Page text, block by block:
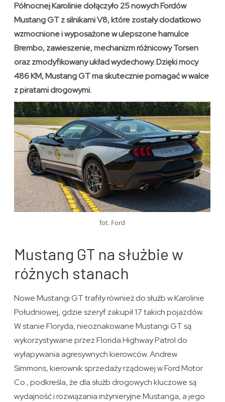
Północnej Karolinie dołączyło 25 nowych Fordów
Mustang GT z silnikami V8, które zostały dodatkowo
wzmocnione i wyposażone w ulepszone hamulce
Brembo, zawieszenie, mechanizm różnicowy Torsen
oraz zmodyfikowany układ wydechowy. Dzięki mocy
486 KM, Mustang GT ma skutecznie pomagać w walce
z piratami drogowymi.
fot. Ford
Mustang GT na służbie w
różnych stanach
Nowe Mustangi GT trafiły również do służb w Karolinie
Południowej, gdzie szeryf zakupił 17 takich pojazdów.
W stanie Floryda, nieoznakowane Mustangi GT są
wykorzystywane przez Florida Highway Patrol do
wyłapywania agresywnych kierowców. Andrew
Simmons, kierownik sprzedaży rządowej w Ford Motor
Co., podkreśla, że dla służb drogowych kluczowe są
wydajność i rozwiązania inżynieryjne Mustanga, a jego